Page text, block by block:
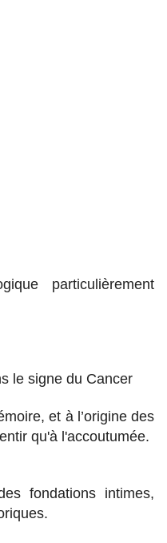
particulièrement
le signe du Cancer
et à l’origine des
qu'à l'accoutumée.
fondations intimes,